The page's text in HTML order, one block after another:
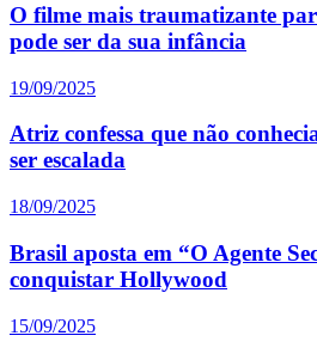
O filme mais traumatizante
pode ser da sua infância
19/09/2025
Atriz confessa que não
ser escalada
18/09/2025
Brasil aposta em “O Agente
conquistar Hollywood
15/09/2025